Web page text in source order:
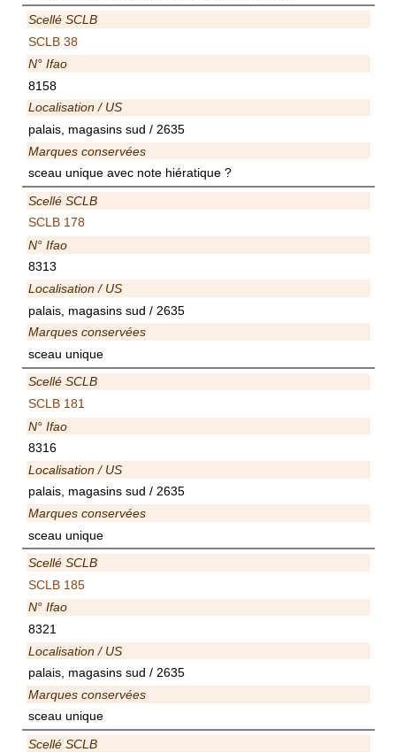
Scellé SCLB
SCLB 38
N° Ifao
8158
Localisation / US
palais, magasins sud / 2635
Marques conservées
sceau unique avec note hiératique ?
Scellé SCLB
SCLB 178
N° Ifao
8313
Localisation / US
palais, magasins sud / 2635
Marques conservées
sceau unique
Scellé SCLB
SCLB 181
N° Ifao
8316
Localisation / US
palais, magasins sud / 2635
Marques conservées
sceau unique
Scellé SCLB
SCLB 185
N° Ifao
8321
Localisation / US
palais, magasins sud / 2635
Marques conservées
sceau unique
Scellé SCLB